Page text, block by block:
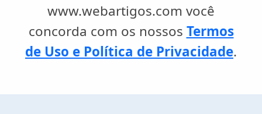
www.webartigos.com você
concorda com os nossos Termos
de Uso e Política de Privacidade.